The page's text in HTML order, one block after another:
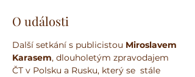
O události
Další setkání s publicistou Miroslavem
Karasem, dlouholetým zpravodajem
ČT v Polsku a Rusku, který se  stále